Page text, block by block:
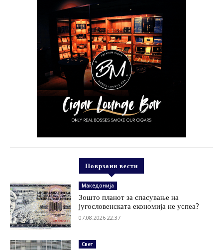
Поврзани вести
Македонија
Зошто планот за спасување на
југословенската економија не успеа?
07.08.2026 22:37
Свет